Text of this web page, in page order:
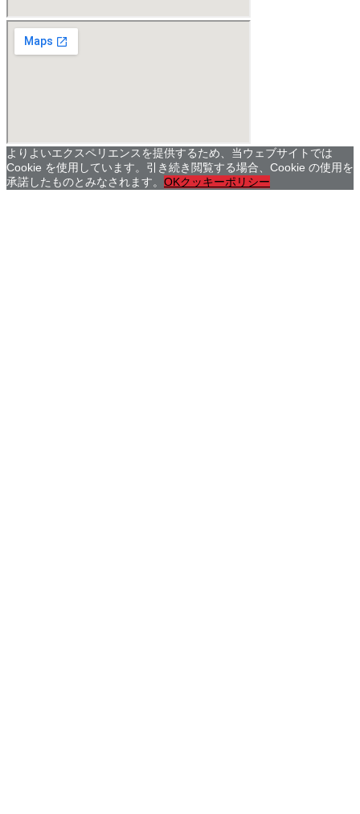
よりよいエクスペリエンスを提供するため、当ウェブサイトでは
Cookie を使用しています。引き続き閲覧する場合、Cookie の使用を
承諾したものとみなされます。 OKクッキーポリシー